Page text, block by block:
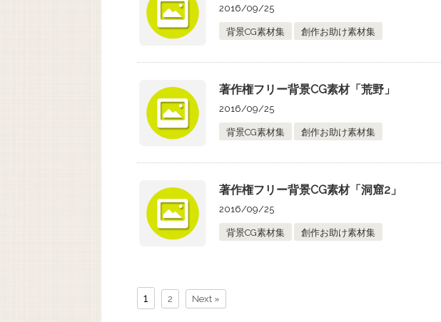
2016/09/25
背景CG素材集 創作お助け素材集
著作権フリー背景CG素材「荒野」
2016/09/25
背景CG素材集 創作お助け素材集
著作権フリー背景CG素材「洞窟2」
2016/09/25
背景CG素材集 創作お助け素材集
1 2 Next »